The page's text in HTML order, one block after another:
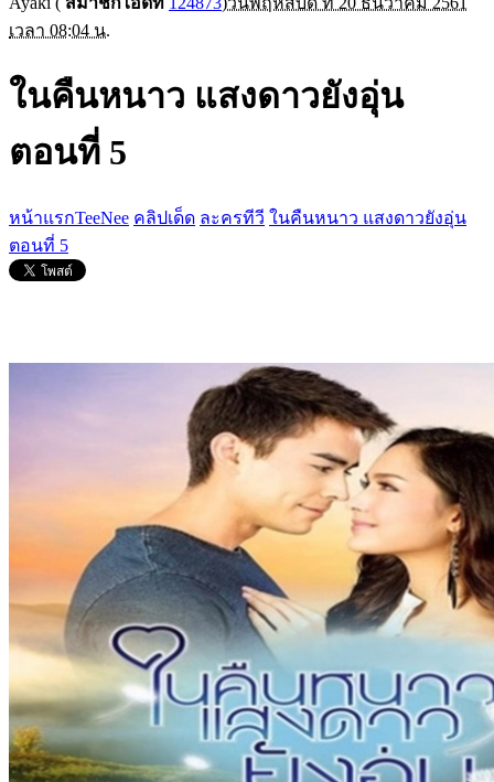
เวลา 08:04 น.
ในคืนหนาว แสงดาวยังอุ่น
ตอนที่ 5
หน้าแรกTeeNee คลิปเด็ด ละครทีวี ในคืนหนาว แสงดาวยังอุ่น
ตอนที่ 5